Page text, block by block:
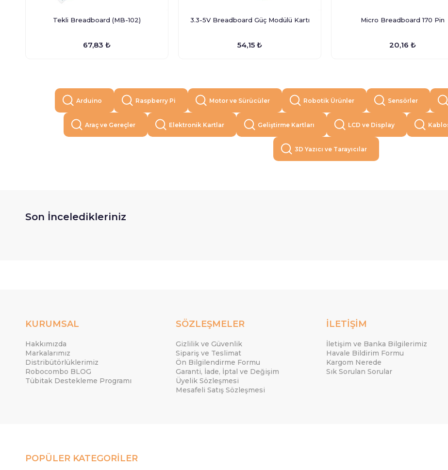
Tekli Breadboard (MB-102)
67,83 ₺
3.3-5V Breadboard Güç Modülü Kartı
54,15 ₺
Micro Breadboard 170 Pin
20,16 ₺
Arduino Raspberry Pi Motor ve Sürücüler Robotik Ürünler Sensörler
Araç ve Gereçler Elektronik Kartlar Geliştirme Kartları LCD ve Display
3D Yazıcı ve Tarayıcılar
Son İnceledikleriniz
KURUMSAL
Hakkımızda
Markalarımız
Distribütörlüklerimiz
Robocombo BLOG
Tübitak Destekleme Programı
SÖZLEŞMELER
Gizlilik ve Güvenlik
Sipariş ve Teslimat
Ön Bilgilendirme Formu
Garanti, İade, İptal ve Değişim
Üyelik Sözleşmesi
Mesafeli Satış Sözleşmesi
İLETİŞİM
İletişim ve Banka Bilgilerimiz
Havale Bildirim Formu
Kargom Nerede
Sık Sorulan Sorular
POPÜLER KATEGORİLER